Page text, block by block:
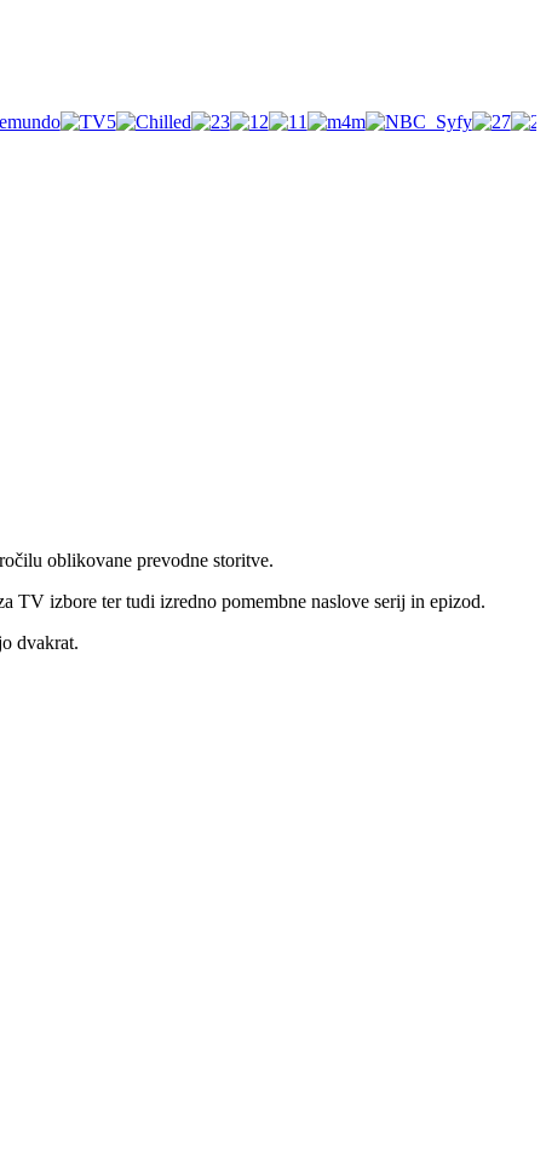
oblikovane prevodne storitve.
TV izbore ter tudi izredno pomembne naslove serij in epizod.
dvakrat.